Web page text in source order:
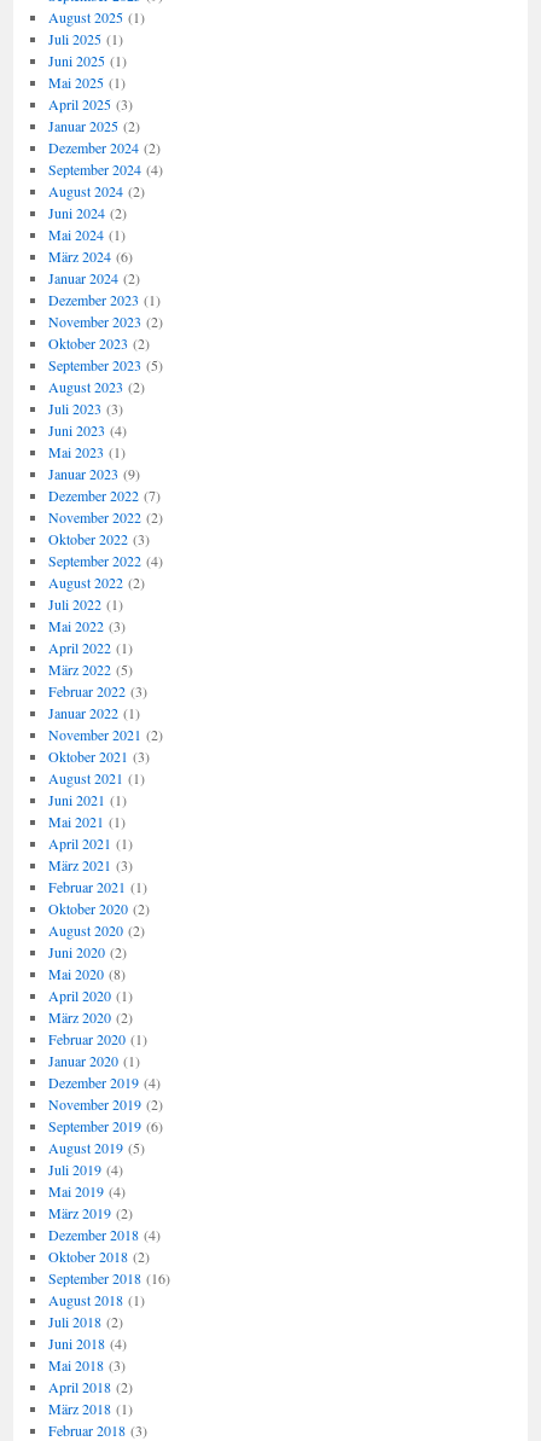
August 2025(1)
Juli 2025(1)
Juni 2025(1)
Mai 2025(1)
April 2025(3)
Januar 2025(2)
Dezember 2024(2)
September 2024(4)
August 2024(2)
Juni 2024(2)
Mai 2024(1)
März 2024(6)
Januar 2024(2)
Dezember 2023 (1)
November 2023 (2)
Oktober 2023 (2)
September 2023 (5)
August 2023 (2)
Juli 2023 (3)
Juni 2023 (4)
Mai 2023 (1)
Januar 2023 (9)
Dezember 2022(7)
November 2022(2)
Oktober 2022(3)
September 2022(4)
August 2022(2)
Juli 2022(1)
Mai 2022(3)
April 2022(1)
März 2022(5)
Februar 2022(3)
Januar 2022(1)
November 2021 (2)
Oktober 2021 (3)
August 2021 (1)
Juni 2021 (1)
Mai 2021 (1)
April 2021 (1)
März 2021 (3)
Februar 2021 (1)
Oktober 2020(2)
August 2020(2)
Juni 2020(2)
Mai 2020(8)
April 2020(1)
März 2020(2)
Februar 2020(1)
Januar 2020(1)
Dezember 2019(4)
November 2019(2)
September 2019(6)
August 2019(5)
Juli 2019(4)
Mai 2019(4)
März 2019(2)
Dezember 2018(4)
Oktober 2018(2)
September 2018(16)
August 2018(1)
Juli 2018(2)
Juni 2018(4)
Mai 2018(3)
April 2018(2)
März 2018(1)
Februar 2018(3)